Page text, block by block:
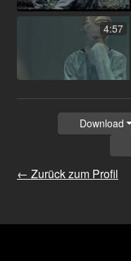
4:57
← Zurück zum Profil
Download